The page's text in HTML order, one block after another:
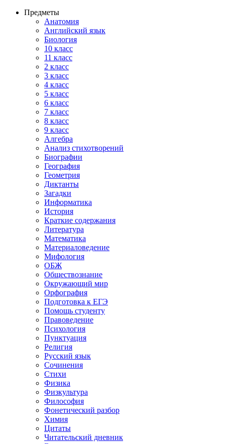
Предметы
Анатомия
Английский язык
Биология
10 класс
11 класс
2 класс
3 класс
4 класс
5 класс
6 класс
7 класс
8 класс
9 класс
Алгебра
Анализ стихотворений
Биографии
География
Геометрия
Диктанты
Загадки
Информатика
История
Краткие содержания
Литература
Математика
Материаловедение
Мифология
ОБЖ
Обществознание
Окружающий мир
Орфография
Подготовка к ЕГЭ
Помощь студенту
Правоведение
Психология
Пунктуация
Религия
Русский язык
Сочинения
Стихи
Физика
Физкультура
Философия
Фонетический разбор
Химия
Цитаты
Читательский дневник